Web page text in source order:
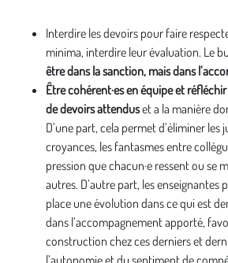
Interdire les devoirs pour faire
minima, interdire leur évaluation. Le
être dans la sanction, mais dans
Être cohérent·es en équipe et
de devoirs attenduset a la manière
D’une part, cela permet d’éliminer les
croyances, les fantasmes entre
pression que chacun·e ressent ou se
autres. D’autre part, les enseignantes
place une évolution dans ce qui est
dans l’accompagnement apporté,
construction chez ces derniers et